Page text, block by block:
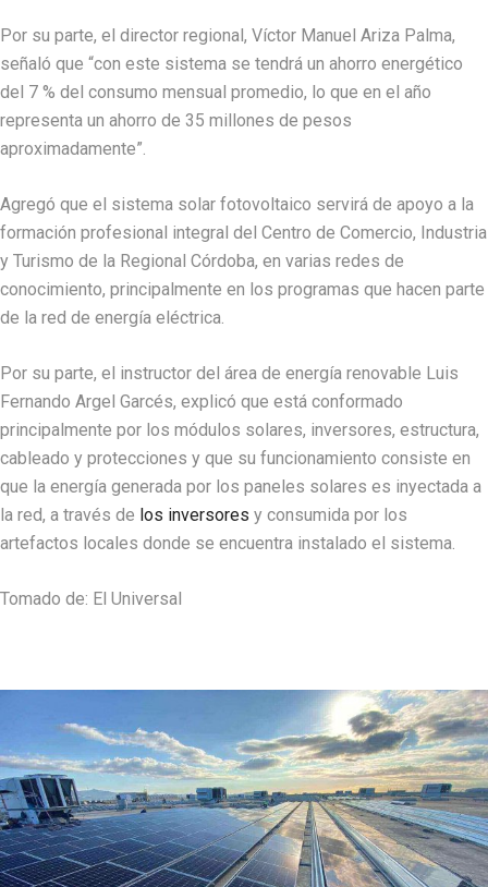
Por su parte, el director regional, Víctor Manuel Ariza Palma,
señaló que “con este sistema se tendrá un ahorro energético
del 7 % del consumo mensual promedio, lo que en el año
representa un ahorro de 35 millones de pesos
aproximadamente”.
Agregó que el sistema solar fotovoltaico servirá de apoyo a la
formación profesional integral del Centro de Comercio, Industria
y Turismo de la Regional Córdoba, en varias redes de
conocimiento, principalmente en los programas que hacen parte
de la red de energía eléctrica.
Por su parte, el instructor del área de energía renovable Luis
Fernando Argel Garcés, explicó que está conformado
principalmente por los módulos solares, inversores, estructura,
cableado y protecciones y que su funcionamiento consiste en
que la energía generada por los paneles solares es inyectada a
la red, a través de los inversores y consumida por los
artefactos locales donde se encuentra instalado el sistema.
Tomado de: El Universal